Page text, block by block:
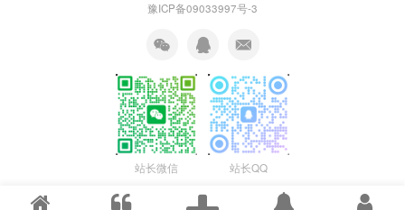
豫ICP备09033997号-3
站长微信 站长QQ